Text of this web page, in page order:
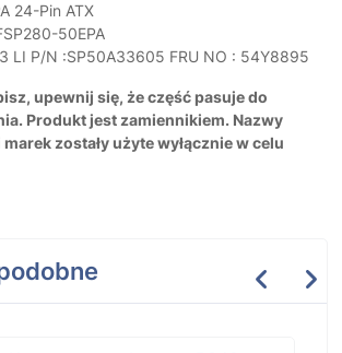
24-Pin ATX
50EPA
LI P/N :SP50A33605 FRU NO : 54Y8895
upewnij się, że część pasuje do
Produkt jest zamiennikiem. Nazwy
zostały użyte wyłącznie w celu